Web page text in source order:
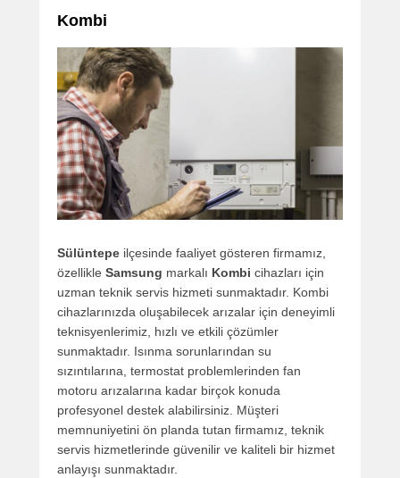
Kombi
Sülüntepe ilçesinde faaliyet gösteren firmamız,
özellikle Samsung markalı Kombi cihazları için
uzman teknik servis hizmeti sunmaktadır. Kombi
cihazlarınızda oluşabilecek arızalar için deneyimli
teknisyenlerimiz, hızlı ve etkili çözümler
sunmaktadır. Isınma sorunlarından su
sızıntılarına, termostat problemlerinden fan
motoru arızalarına kadar birçok konuda
profesyonel destek alabilirsiniz. Müşteri
memnuniyetini ön planda tutan firmamız, teknik
servis hizmetlerinde güvenilir ve kaliteli bir hizmet
anlayışı sunmaktadır.